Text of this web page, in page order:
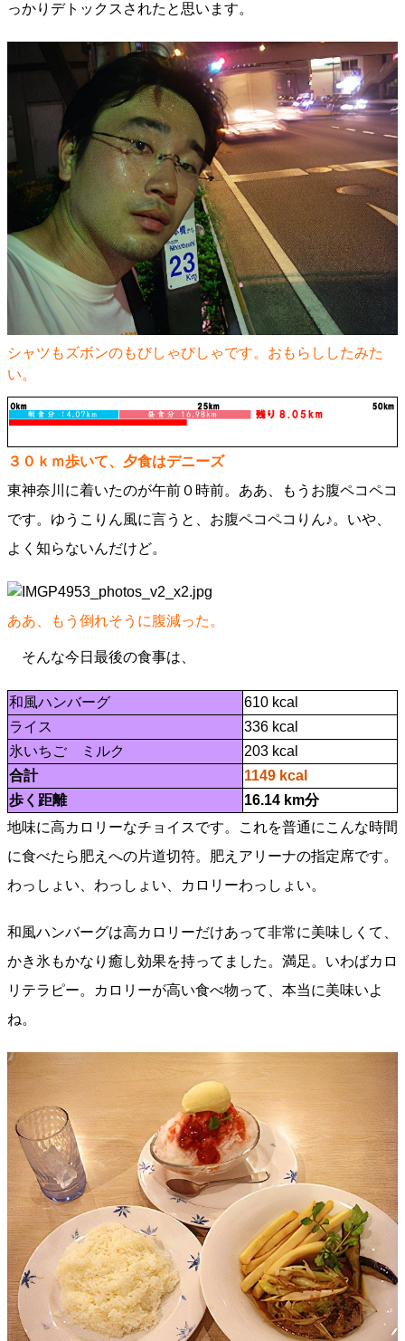
っかりデトックスされたと思います。
シャツもズボンのもびしゃびしゃです。おもらししたみた
い。
３０ｋｍ歩いて、夕食はデニーズ
東神奈川に着いたのが午前０時前。ああ、もうお腹ペコペコ
です。ゆうこりん風に言うと、お腹ペコペコりん♪。いや、
よく知らないんだけど。
ああ、もう倒れそうに腹減った。
そんな今日最後の食事は、
和風ハンバーグ
610 kcal
ライス
336 kcal
氷いちご ミルク
203 kcal
合計
1149 kcal
歩く距離
16.14 km分
地味に高カロリーなチョイスです。これを普通にこんな時間
に食べたら肥えへの片道切符。肥えアリーナの指定席です。
わっしょい、わっしょい、カロリーわっしょい。
和風ハンバーグは高カロリーだけあって非常に美味しくて、
かき氷もかなり癒し効果を持ってました。満足。いわばカロ
リテラピー。カロリーが高い食べ物って、本当に美味いよ
ね。